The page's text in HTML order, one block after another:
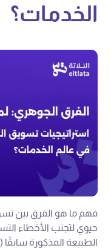
الخدمات؟
فهم ما هو الفرق بين
حيوي لتجنب الأخطاء
الطبيعة المذكورة سابقًا